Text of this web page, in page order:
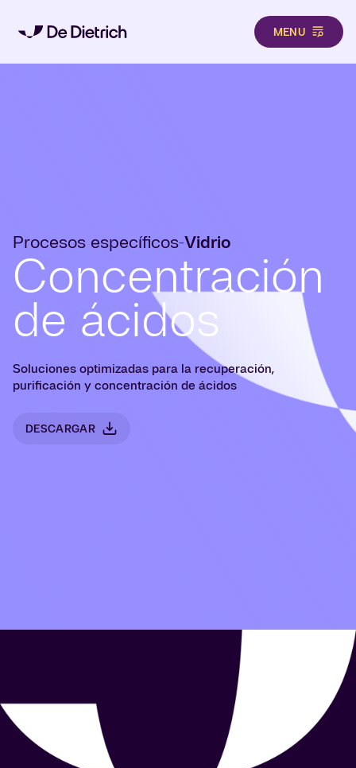
MENU
Procesos específicos-Vidrio
Concentración
de ácidos
Soluciones optimizadas para la recuperación,
purificación y concentración de ácidos
DESCARGAR